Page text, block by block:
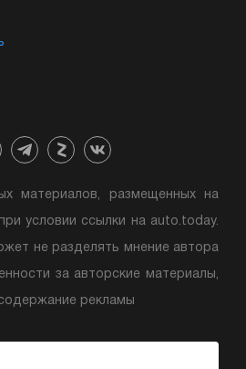
материалов, размещенных на
условии ссылки на auto.today.
не разделять мнение автора
за авторские материалы,
рекламы